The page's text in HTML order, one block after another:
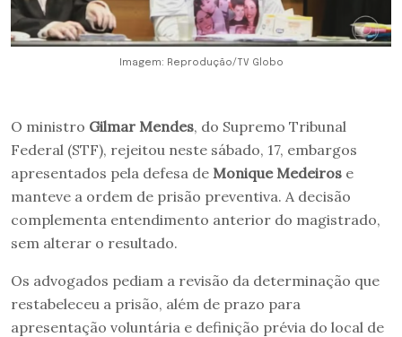
Imagem: Reprodução/TV Globo
O ministro Gilmar Mendes, do Supremo Tribunal
Federal (STF), rejeitou neste sábado, 17, embargos
apresentados pela defesa de Monique Medeiros e
manteve a ordem de prisão preventiva. A decisão
complementa entendimento anterior do magistrado,
sem alterar o resultado.
Os advogados pediam a revisão da determinação que
restabeleceu a prisão, além de prazo para
apresentação voluntária e definição prévia do local de